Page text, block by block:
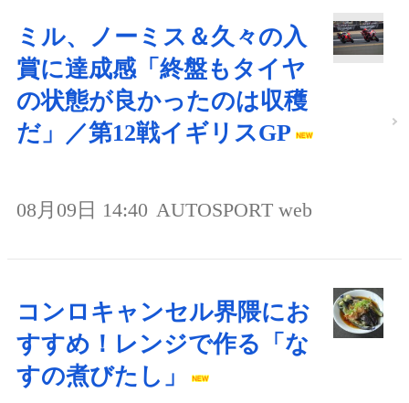
ミル、ノーミス＆久々の入
賞に達成感「終盤もタイヤ
の状態が良かったのは収穫
だ」／第12戦イギリスGP
08月09日 14:40 AUTOSPORT web
コンロキャンセル界隈にお
すすめ！レンジで作る「な
すの煮びたし」